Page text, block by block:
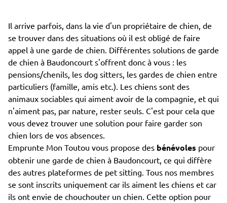
Il arrive parfois, dans la vie d'un propriétaire de chien, de
se trouver dans des situations où il est obligé de faire
appel à une garde de chien. Différentes solutions de garde
de chien à Baudoncourt s'offrent donc à vous : les
pensions/chenils, les dog sitters, les gardes de chien entre
particuliers (famille, amis etc.). Les chiens sont des
animaux sociables qui aiment avoir de la compagnie, et qui
n'aiment pas, par nature, rester seuls. C'est pour cela que
vous devez trouver une solution pour faire garder son
chien lors de vos absences.
Emprunte Mon Toutou vous propose des bénévoles pour
obtenir une garde de chien à Baudoncourt, ce qui diffère
des autres plateformes de pet sitting. Tous nos membres
se sont inscrits uniquement car ils aiment les chiens et car
ils ont envie de chouchouter un chien. Cette option pour